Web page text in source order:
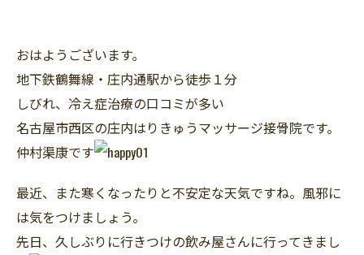
おはようございます。
地下鉄鶴舞線・庄内通駅から徒歩１分
しびれ、冷え症治療の口コミが多い
名古屋市西区の庄内はりきゅうマッサージ接骨院です。
仲村渠康です
最近、また寒くなったりと不安定な天気ですね。風邪に
は気をつけましょう。
先日、久しぶりに行きつけの飲み屋さんに行ってきまし